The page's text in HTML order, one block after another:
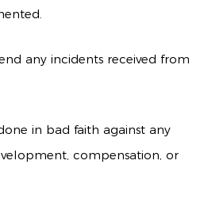
any incidents received from
in bad faith against any
compensation, or